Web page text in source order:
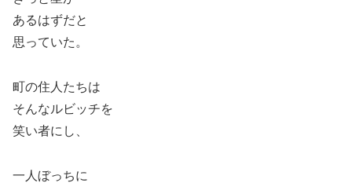
あるはずだと
思っていた。
町の住人たちは
そんなルビッチを
笑い者にし、
一人ぼっちに